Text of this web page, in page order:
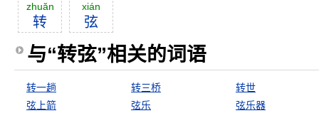
zhuăn
转
xián
弦
与“转弦”相关的词语
转一趟 转三桥
转世
弦上箭
弦乐 弦乐器